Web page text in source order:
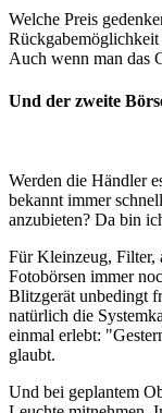
Welche Preis
Auch wenn man das
Und der zweite
Werden die Händler
bekannt immer
anzubieten? Da bin
Für Kleinzeug, Filter,
Fotobörsen immer
Blitzgerät unbedingt
natürlich die
einmal erlebt:
glaubt.
Und bei geplantem